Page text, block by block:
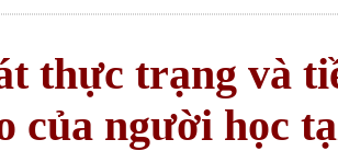
thực trạng và
của người học